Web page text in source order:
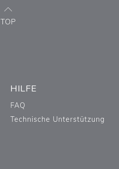
TOP
HILFE
FAQ
Technische Unterstützung